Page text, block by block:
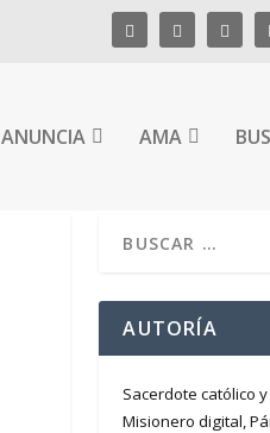
ANUNCIA AMA
AUTORÍA
Sacerdote católico
Misionero digital,